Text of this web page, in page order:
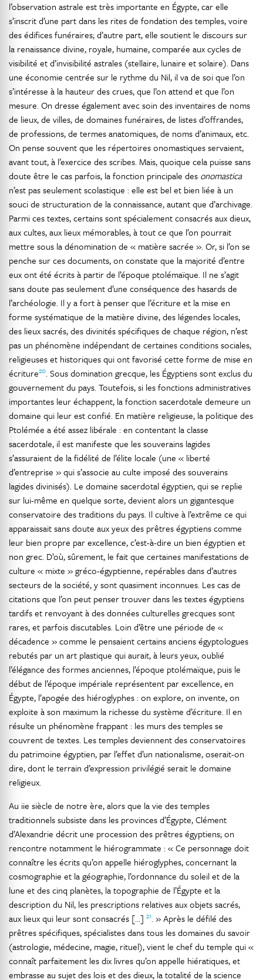
l’observation astrale est très importante en Égypte, car elle
s’inscrit d’une part dans les rites de fondation des temples, voire
des édifices funéraires; d’autre part, elle soutient le discours sur
la renaissance divine, royale, humaine, comparée aux cycles de
visibilité et d’invisibilité astrales (stellaire, lunaire et solaire). Dans
une économie centrée sur le rythme du Nil, il va de soi que l’on
s’intéresse à la hauteur des crues, que l’on attend et que l’on
mesure. On dresse également avec soin des inventaires de noms
de lieux, de villes, de domaines funéraires, de listes d’offrandes,
de professions, de termes anatomiques, de noms d’animaux, etc.
On pense souvent que les répertoires onomastiques servaient,
avant tout, à l’exercice des scribes. Mais, quoique cela puisse sans
doute être le cas parfois, la fonction principale des onomastica
n’est pas seulement scolastique : elle est bel et bien liée à un
souci de structuration de la connaissance, autant que d’archivage.
Parmi ces textes, certains sont spécialement consacrés aux dieux,
aux cultes, aux lieux mémorables, à tout ce que l’on pourrait
mettre sous la dénomination de « matière sacrée ». Or, si l’on se
penche sur ces documents, on constate que la majorité d’entre
eux ont été écrits à partir de l’époque ptolémaïque. Il ne s’agit
sans doute pas seulement d’une conséquence des hasards de
l’archéologie. Il y a fort à penser que l’écriture et la mise en
forme systématique de la matière divine, des légendes locales,
des lieux sacrés, des divinités spécifiques de chaque région, n’est
pas un phénomène indépendant de certaines conditions sociales,
religieuses et historiques qui ont favorisé cette forme de mise en
écriture20. Sous domination grecque, les Égyptiens sont exclus du
gouvernement du pays. Toutefois, si les fonctions administratives
importantes leur échappent, la fonction sacerdotale demeure un
domaine qui leur est confié. En matière religieuse, la politique des
Ptolémée a été assez libérale : en contentant la classe
sacerdotale, il est manifeste que les souverains lagides
s’assuraient de la fidélité de l’élite locale (une « liberté
d’entreprise » qui s’associe au culte imposé des souverains
lagides divinisés). Le domaine sacerdotal égyptien, qui se replie
sur lui-même en quelque sorte, devient alors un gigantesque
conservatoire des traditions du pays. Il cultive à l’extrême ce qui
apparaissait sans doute aux yeux des prêtres égyptiens comme
leur bien propre par excellence, c’est-à-dire un bien égyptien et
non grec. D’où, sûrement, le fait que certaines manifestations de
culture « mixte » gréco-égyptienne, repérables dans d’autres
secteurs de la société, y sont quasiment inconnues. Les cas de
citations que l’on peut penser trouver dans les textes égyptiens
tardifs et renvoyant à des données culturelles grecques sont
rares, et parfois discutables. Loin d’être une période de «
décadence » comme le pensaient certains anciens égyptologues
rebutés par un art plastique qui aurait, à leurs yeux, oublié
l’élégance des formes anciennes, l’époque ptolémaïque, puis le
début de l’époque impériale représentent par excellence, en
Égypte, l’apogée des hiéroglyphes : on explore, on invente, on
exploite à son maximum la richesse du système d’écriture. Il en
résulte un phénomène frappant : les murs des temples se
couvrent de textes. Les temples deviennent des conservatoires
du patrimoine égyptien, par l’effet d’un nationalisme, oserait-on
dire, dont le terrain d’expression privilégié serait le domaine
religieux.
Au iie siècle de notre ère, alors que la vie des temples
traditionnels subsiste dans les provinces d’Égypte, Clément
d’Alexandrie décrit une procession des prêtres égyptiens; on
rencontre notamment le hiérogrammate : « Ce personnage doit
connaître les écrits qu’on appelle hiéroglyphes, concernant la
cosmographie et la géographie, l’ordonnance du soleil et de la
lune et des cinq planètes, la topographie de l’Égypte et la
description du Nil, les prescriptions relatives aux objets sacrés,
aux lieux qui leur sont consacrés […] 21. » Après le défilé des
prêtres spécifiques, spécialistes dans tous les domaines du savoir
(astrologie, médecine, magie, rituel), vient le chef du temple qui «
connaît parfaitement les dix livres qu’on appelle hiératiques, et
embrasse au sujet des lois et des dieux, la totalité de la science